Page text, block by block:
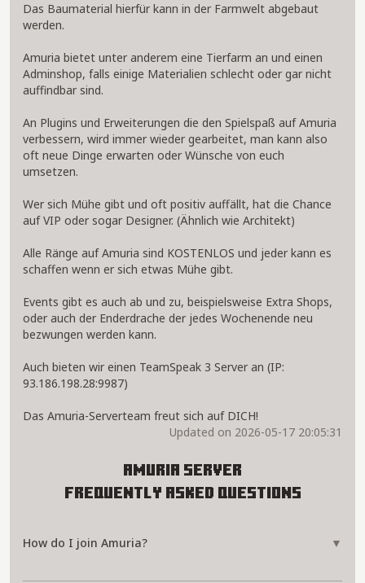
Das Baumaterial hierfür kann in der Farmwelt abgebaut
werden.
Amuria bietet unter anderem eine Tierfarm an und einen
Adminshop, falls einige Materialien schlecht oder gar nicht
auffindbar sind.
An Plugins und Erweiterungen die den Spielspaß auf Amuria
verbessern, wird immer wieder gearbeitet, man kann also
oft neue Dinge erwarten oder Wünsche von euch
umsetzen.
Wer sich Mühe gibt und oft positiv auffällt, hat die Chance
auf VIP oder sogar Designer. (Ähnlich wie Architekt)
Alle Ränge auf Amuria sind KOSTENLOS und jeder kann es
schaffen wenn er sich etwas Mühe gibt.
Events gibt es auch ab und zu, beispielsweise Extra Shops,
oder auch der Enderdrache der jedes Wochenende neu
bezwungen werden kann.
Auch bieten wir einen TeamSpeak 3 Server an (IP:
93.186.198.28:9987)
Das Amuria-Serverteam freut sich auf DICH!
Updated on 2026-05-17 20:05:31
Amuria Server
Frequently Asked Questions
How do I join Amuria? ▼